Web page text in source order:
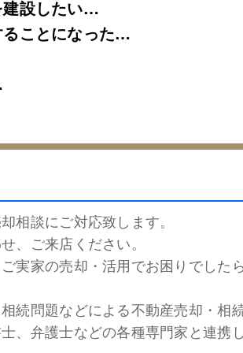
建設したい…
ることになった…
相談にご対応致します。
、ご来店ください。
ご実家の売却・活用でお困りでした
続問題などによる不動産売却・相
、弁護士などの各種専門家と連携